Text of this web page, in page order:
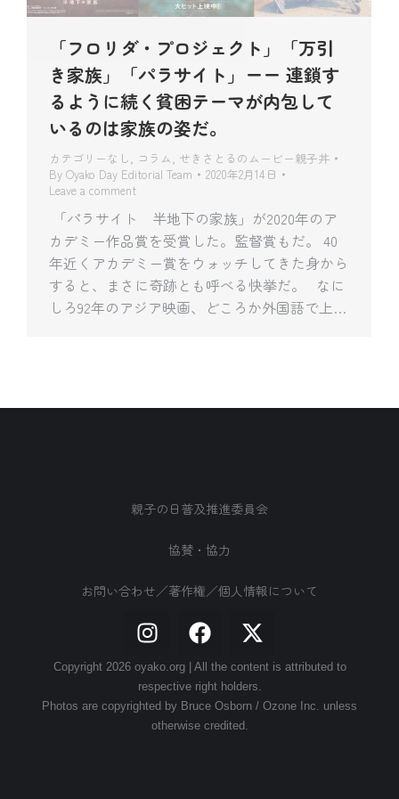
「フロリダ・プロジェクト」「万引
き家族」「パラサイト」ーー 連鎖す
るように続く貧困テーマが内包して
いるのは家族の姿だ。
カテゴリーなし コラム せきさとるのムービー親子丼
By Oyako Day Editorial Team
2020年2月14日
Leave a comment
「パラサイト 半地下の家族」が2020年のア
カデミー作品賞を受賞した。監督賞もだ。 40
年近くアカデミー賞をウォッチしてきた身から
すると、まさに奇跡とも呼べる快挙だ。 なに
しろ92年のアジア映画、どころか外国語で上…
親子の日普及推進委員会
協賛・協力
お問い合わせ／著作権／個人情報について
Copyright 2026 oyako.org | All the content is attributed to
respective right holders.
Photos are copyrighted by Bruce Osborn / Ozone Inc. unless
otherwise credited.